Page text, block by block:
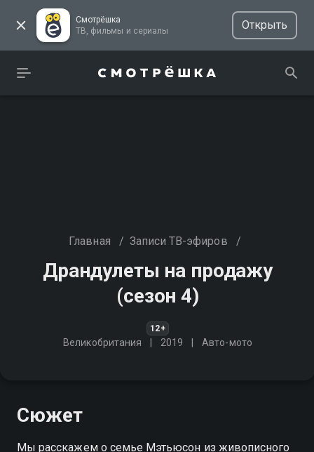
Смотрёшка
ТВ, фильмы и сериалы
Открыть
Главная / Записи ТВ-эфиров /
Драндулеты на продажу
(сезон 4)
12+
Великобритания 2019 Авто-мото
Сюжет
Мы расскажем о семье Мэтьюсон из живописного